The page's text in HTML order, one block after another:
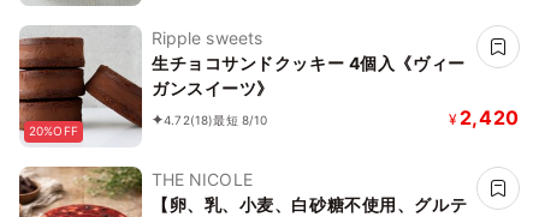
20%OFF
Ripple sweets
生チョコサンドクッキー 4個入《ヴィー
ガンスイーツ》
4.72(18)最短 8/10 ¥ 2,420
THE NICOLE
【卵、乳、小麦、白砂糖不使用、グルテ